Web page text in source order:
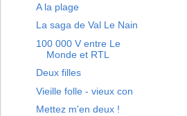
A la plage
La saga de Val Le Nain
100 000 V entre Le
Monde et RTL
Deux filles
Vieille folle - vieux con
Mettez m'en deux !